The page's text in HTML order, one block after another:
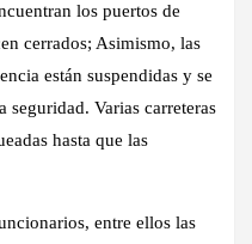
los puertos de
cerrados; Asimismo, las
están suspendidas y se
seguridad. Varias carreteras
hasta que las
entre ellos las